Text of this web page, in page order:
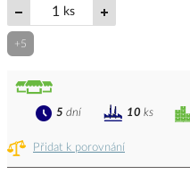
ks
+5
Přidat k porovnání
5 dní 10 ks